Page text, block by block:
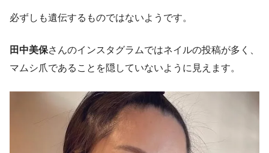
必ずしも遺伝するものではないようです。
田中美保さんのインスタグラムではネイルの投稿が多く、
マムシ爪であることを隠していないように見えます。